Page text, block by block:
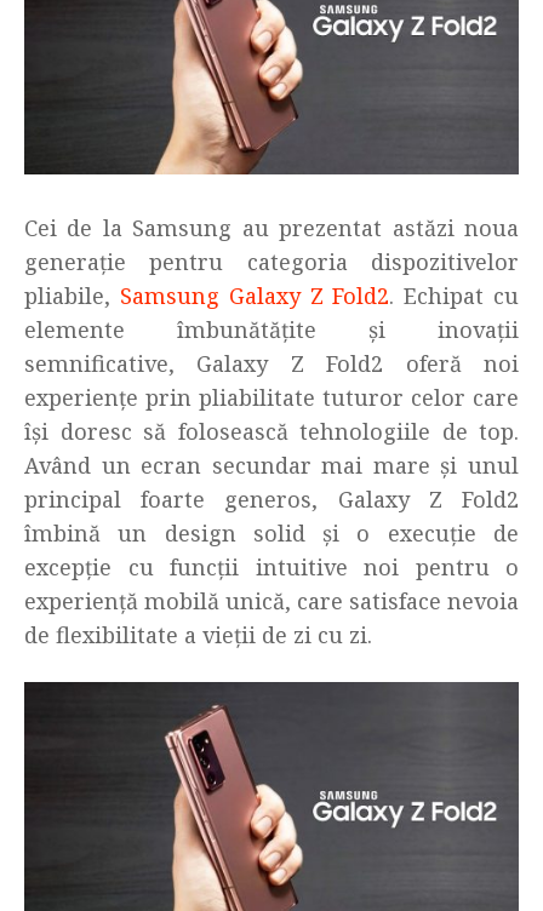
Cei de la Samsung au prezentat astăzi noua
generație pentru categoria dispozitivelor
pliabile, Samsung Galaxy Z Fold2. Echipat cu
elemente îmbunătățite și inovații
semnificative, Galaxy Z Fold2 oferă noi
experiențe prin pliabilitate tuturor celor care
își doresc să folosească tehnologiile de top.
Având un ecran secundar mai mare și unul
principal foarte generos, Galaxy Z Fold2
îmbină un design solid și o execuție de
excepție cu funcții intuitive noi pentru o
experiență mobilă unică, care satisface nevoia
de flexibilitate a vieții de zi cu zi.